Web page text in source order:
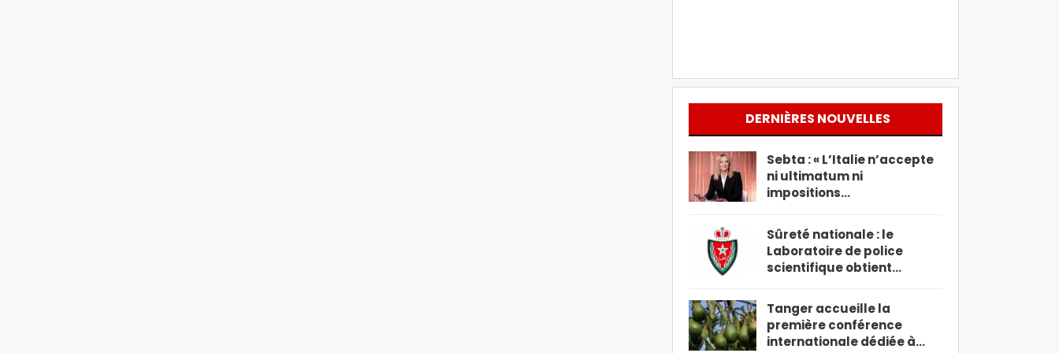
DERNIÈRES NOUVELLES
Sebta : « L’Italie n’accepte
ni ultimatum ni
impositions…
Sûreté nationale : le
Laboratoire de police
scientifique obtient…
Tanger accueille la
première conférence
internationale dédiée à…